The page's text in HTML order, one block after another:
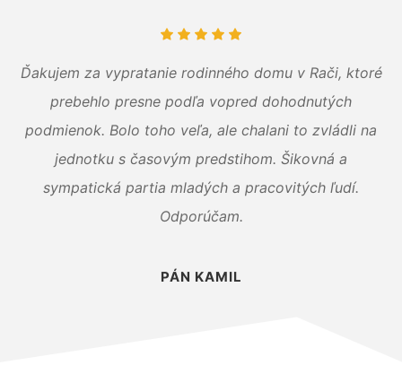
Ďakujem za vypratanie rodinného domu v Rači, ktoré
prebehlo presne podľa vopred dohodnutých
podmienok. Bolo toho veľa, ale chalani to zvládli na
jednotku s časovým predstihom. Šikovná a
sympatická partia mladých a pracovitých ľudí.
Odporúčam.
PÁN KAMIL